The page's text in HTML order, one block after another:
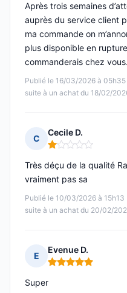
Publié le 16/03/2026 à 05h35
suite à un achat du 18/02/
Après trois semaines
auprès du service client
ma commande on
plus disponible en
commanderais chez
C
Cecile D.
Note : 1 sur 5
Publié le 10/03/2026 à 15h13
suite à un achat du 20/02/
Très déçu de la qualité
vraiment pas sa
E
Evenue D.
Note : 5 sur 5
Super